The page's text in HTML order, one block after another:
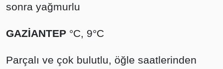
sonra yağmurlu
GAZİANTEP °C, 9°C
Parçalı ve çok bulutlu, öğle saatlerinden